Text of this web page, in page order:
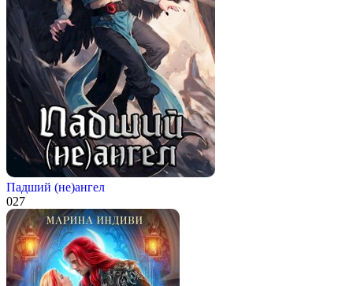
Падший (не)ангел
027